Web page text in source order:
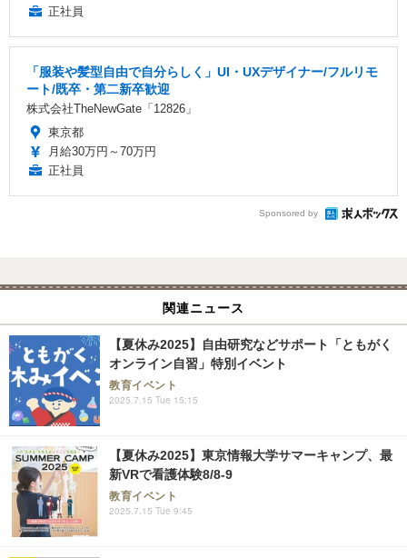
正社員
「服装や髪型自由で自分らしく」UI・UXデザイナー/フルリモ
ート/既卒・第二新卒歓迎
株式会社TheNewGate「12826」
東京都
月給30万円～70万円
正社員
Sponsored by
関連ニュース
【夏休み2025】自由研究などサポート「ともがく
オンライン自習」特別イベント
教育イベント
2025.7.15 Tue 15:15
【夏休み2025】東京情報大学サマーキャンプ、最
新VRで看護体験8/8-9
教育イベント
2025.7.15 Tue 9:45